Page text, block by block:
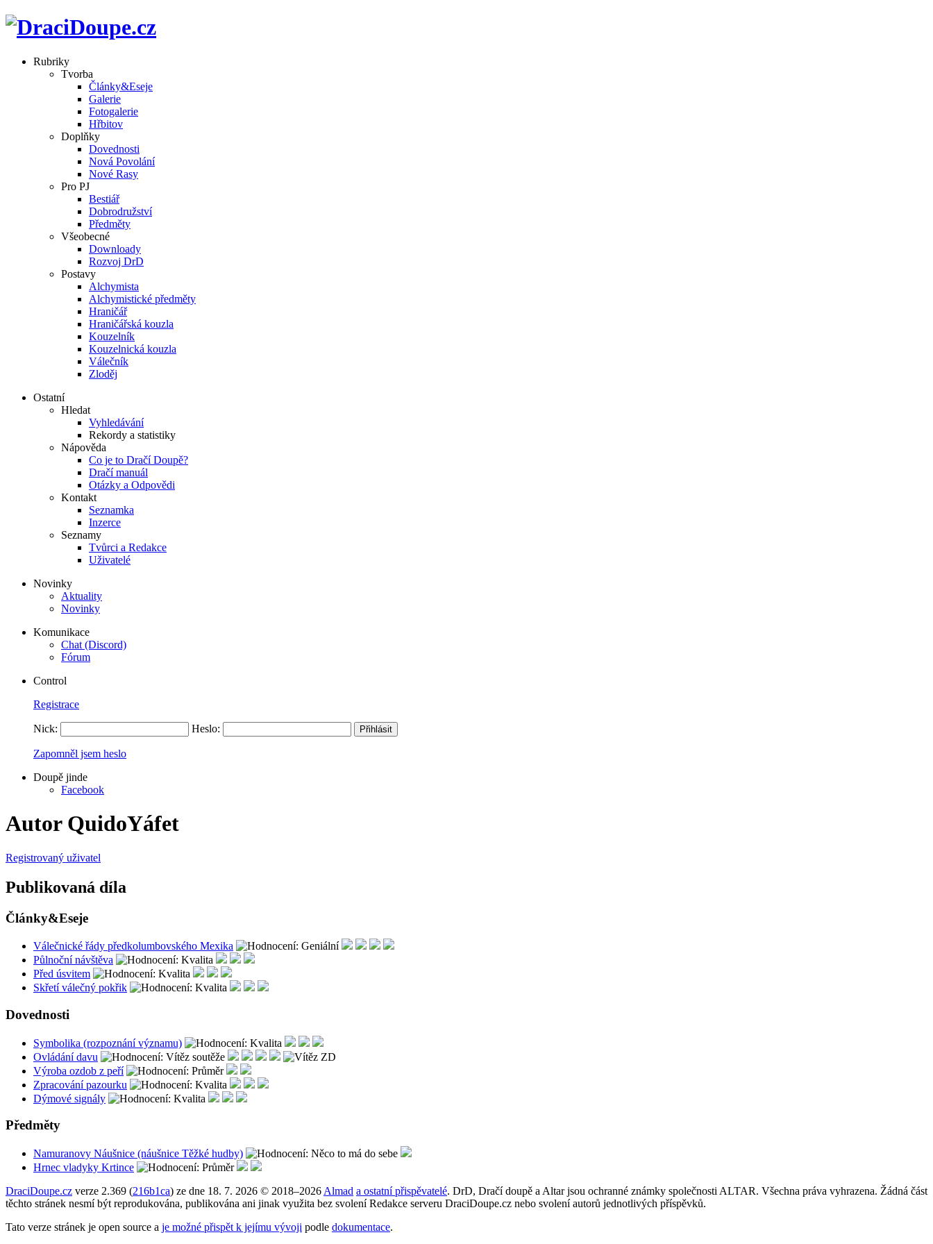
Rubriky
Tvorba
Články&Eseje
Galerie
Fotogalerie
Hřbitov
Doplňky
Dovednosti
Nová Povolání
Nové Rasy
Pro PJ
Bestiář
Dobrodružství
Předměty
Všeobecné
Downloady
Rozvoj DrD
Postavy
Alchymista
Alchymistické předměty
Hraničář
Hraničářská kouzla
Kouzelník
Kouzelnická kouzla
Válečník
Zloděj
Ostatní
Hledat
Vyhledávání
Rekordy a statistiky
Nápověda
Co je to Dračí Doupě?
Dračí manuál
Otázky a Odpovědi
Kontakt
Seznamka
Inzerce
Seznamy
Tvůrci a Redakce
Uživatelé
Novinky
Aktuality
Novinky
Komunikace
Chat (Discord)
Fórum
Control
Registrace
Nick: Heslo:
Zapomněl jsem heslo
Doupě jinde
Facebook
Autor QuidoYáfet
Registrovaný uživatel
Publikovaná díla
Články&Eseje
Válečnické řády předkolumbovského Mexika
Půlnoční návštěva
Před úsvitem
Skřetí válečný pokřik
Dovednosti
Symbolika (rozpoznání významu)
Ovládání davu
Výroba ozdob z peří
Zpracování pazourku
Dýmové signály
Předměty
Namuranovy Náušnice (náušnice Těžké hudby)
Hrnec vladyky Krtince
DraciDoupe.cz verze 2.369 (216b1ca) ze dne 18. 7. 2026 © 2018–2026 Almad a ostatní přispěvatelé. DrD, Dračí doupě a Altar jsou ochranné známky společnosti ALTAR. Všechna práva vyhrazena. Žádná část
těchto stránek nesmí být reprodukována, publikována ani jinak využita bez svolení Redakce serveru DraciDoupe.cz nebo svolení autorů jednotlivých příspěvků.
Tato verze stránek je open source a je možné přispět k jejímu vývoji podle dokumentace.